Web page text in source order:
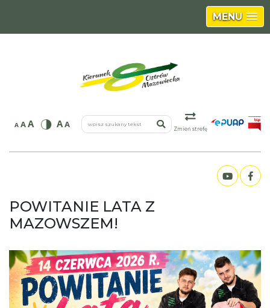
MENU
A AA AA wpisz szukany tekst
Zmień strefę
POWITANIE LATA Z
MAZOWSZEM!